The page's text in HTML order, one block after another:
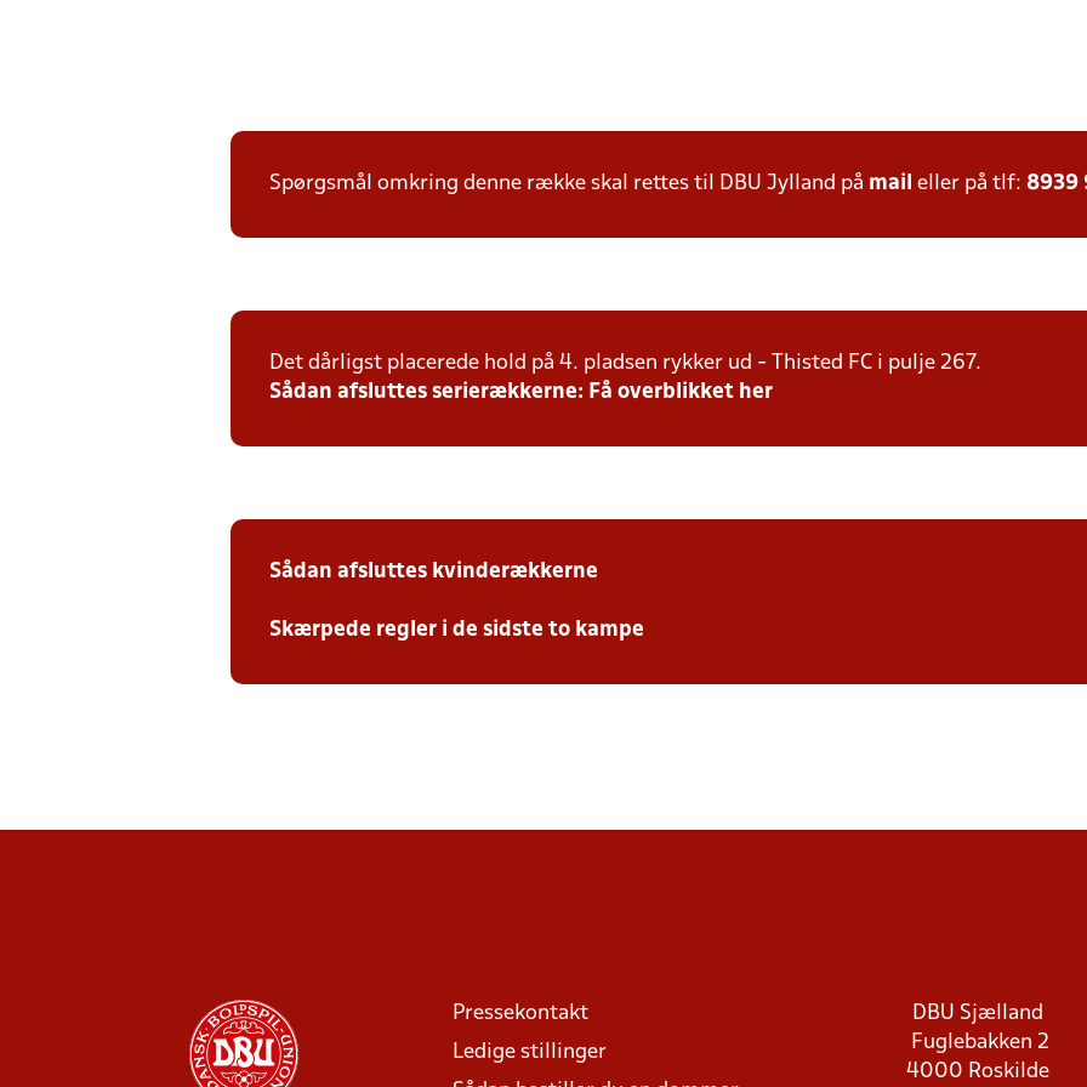
Spørgsmål omkring denne række skal rettes til DBU Jylland på mail eller på tlf: 8939
Det dårligst placerede hold på 4. pladsen rykker ud - Thisted FC i pulje 267.
Sådan afsluttes serierækkerne: Få overblikket her
Sådan afsluttes kvinderækkerne
Skærpede regler i de sidste to kampe
Pressekontakt
Ledige stillinger
DBU Sjælland
Fuglebakken 2
4000 Roskilde